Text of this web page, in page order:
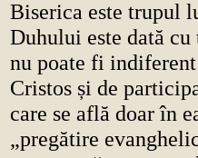
Biserica este trupul
Duhului este dată
nu poate fi
Cristos și de
care se află doar în
„pregătire